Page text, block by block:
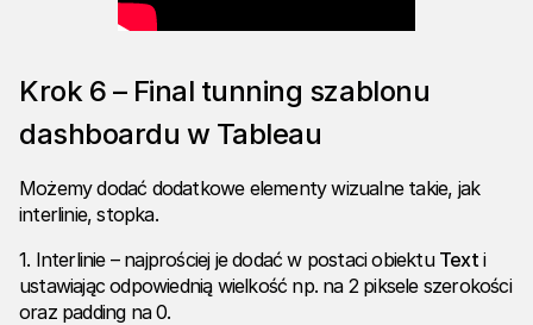
Krok 6 – Final tunning szablonu
dashboardu w Tableau
Możemy dodać dodatkowe elementy wizualne takie, jak
interlinie, stopka.
1. Interlinie – najprościej je dodać w postaci obiektu Texti
ustawiając odpowiednią wielkość np. na 2 piksele szerokości
oraz padding na 0.